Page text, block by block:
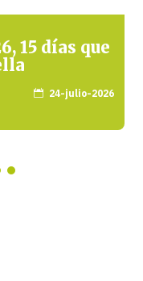
15 días que
 24-julio-2026